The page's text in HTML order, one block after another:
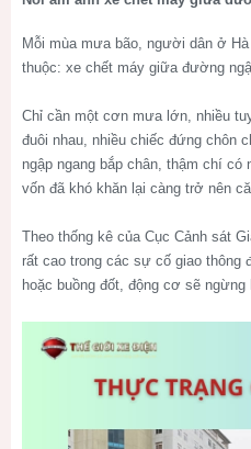
Mỗi mùa mưa bão, người dân ở
thuộc: xe chết máy giữa đường
Chỉ cần một cơn mưa lớn, nhiều
đuôi nhau, nhiều chiếc đứng chôn
ngập ngang bắp chân, thậm chí
vốn đã khó khăn lại càng trở nên
Theo thống kê của Cục Cảnh sát
rất cao trong các sự cố giao thông
hoặc buồng đốt, động cơ sẽ ngừng